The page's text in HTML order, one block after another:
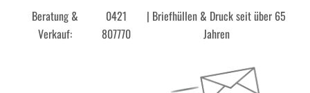
Beratung &
Verkauf:
0421
807770
| Briefhüllen & Druck seit über 65
Jahren